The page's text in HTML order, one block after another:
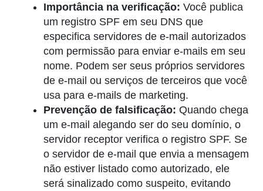
Importância na verificação: Você publica
um registro SPF em seu DNS que
especifica servidores de e-mail autorizados
com permissão para enviar e-mails em seu
nome. Podem ser seus próprios servidores
de e-mail ou serviços de terceiros que você
usa para e-mails de marketing.
Prevenção de falsificação: Quando chega
um e-mail alegando ser do seu domínio, o
servidor receptor verifica o registro SPF. Se
o servidor de e-mail que envia a mensagem
não estiver listado como autorizado, ele
será sinalizado como suspeito, evitando